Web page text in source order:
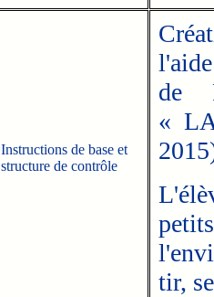
Instructions de base et
structure de contrôle
de
«
tir,